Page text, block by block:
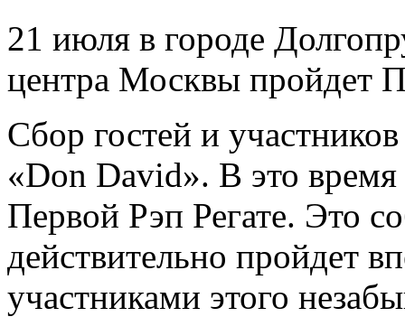
21 июля в городе
центра Москвы пройдет
Сбор гостей и
«Don David». В это
Первой Рэп Регате. Это
действительно пройдет
участниками этого